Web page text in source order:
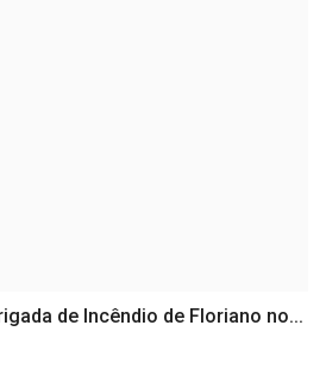
de Incêndio de Floriano no...